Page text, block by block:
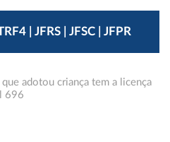
| JFRS | JFSC | JFPR
adotou criança tem a licença
696